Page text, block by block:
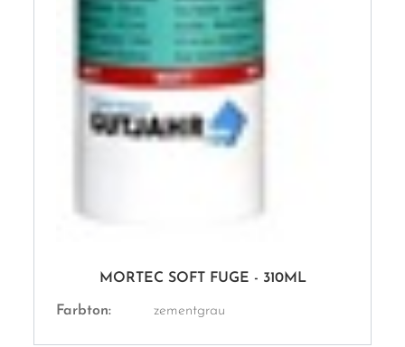
MORTEC SOFT FUGE - 310ML
Farbton: zementgrau